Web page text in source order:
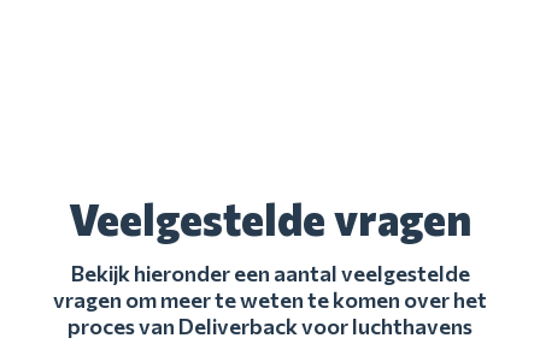
Veelgestelde vragen
Bekijk hieronder een aantal veelgestelde
vragen om meer te weten te komen over het
proces van Deliverback voor luchthavens